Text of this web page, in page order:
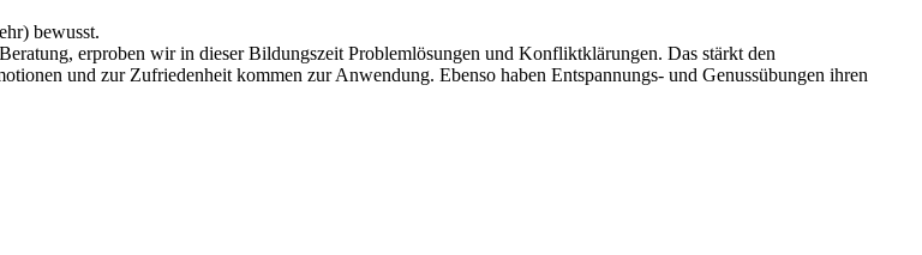
bewusst.
erproben wir in dieser Bildungszeit Problemlösungen und Konfliktklärungen. Das stärkt den
und zur Zufriedenheit kommen zur Anwendung. Ebenso haben Entspannungs- und Genussübungen ihren